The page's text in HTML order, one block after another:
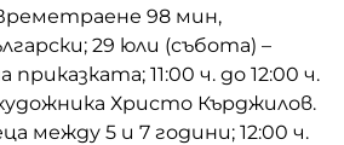
98 мин,
29 юли (събота) –
приказката; 11:00 ч. до 12:00 ч.
Христо Кърджилов.
между 5 и 7 години; 12:00 ч.